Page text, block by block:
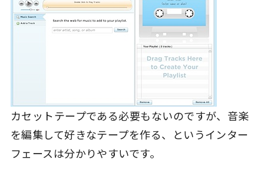
カセットテープである必要もないのですが、音楽
を編集して好きなテープを作る、というインター
フェースは分かりやすいです。